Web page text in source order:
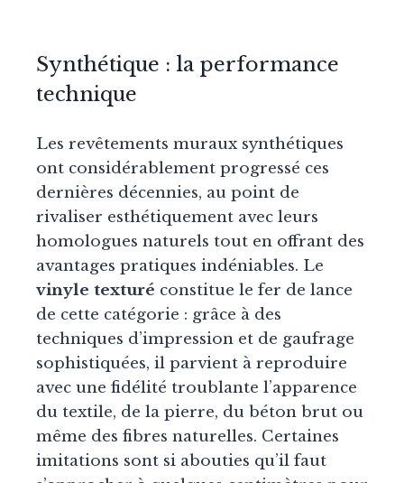
Synthétique : la performance
technique
Les revêtements muraux synthétiques
ont considérablement progressé ces
dernières décennies, au point de
rivaliser esthétiquement avec leurs
homologues naturels tout en offrant des
avantages pratiques indéniables. Le
vinyle texturé constitue le fer de lance
de cette catégorie : grâce à des
techniques d’impression et de gaufrage
sophistiquées, il parvient à reproduire
avec une fidélité troublante l’apparence
du textile, de la pierre, du béton brut ou
même des fibres naturelles. Certaines
imitations sont si abouties qu’il faut